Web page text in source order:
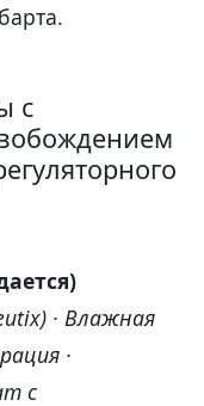
с
· Влажная
·
с